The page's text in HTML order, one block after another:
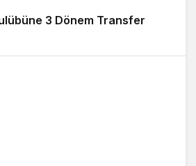
3 Dönem Transfer